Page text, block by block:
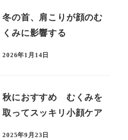
冬の首、肩こりが顔のむ
くみに影響する
2026年1月14日
秋におすすめ むくみを
取ってスッキリ小顔ケア
2025年9月23日